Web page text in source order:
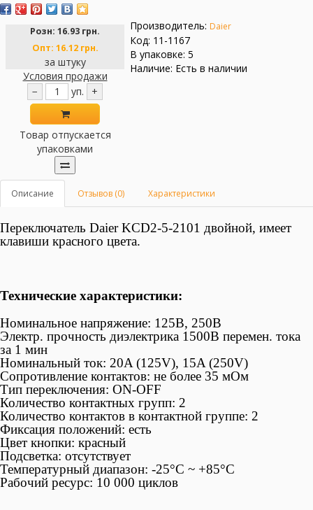
Розн: 16.93 грн.
Опт: 16.12 грн.
за штуку
Условия продажи
−
уп. +
Товар отпускается
упаковками
Производитель: Daier
Код: 11-1167
В упаковке: 5
Наличие: Есть в наличии
Описание Отзывов (0) Характеристики
Переключатель Daier KCD2-5-2101 двойной, имеет
клавиши красного цвета.
Технические характеристики:
Номинальное напряжение: 125В, 250В
Электр. прочность диэлектрика 1500В перемен. тока
за 1 мин
Номинальный ток: 20A (125V), 15A (250V)
Сопротивление контактов: не более 35 мОм
Тип переключения: ON-OFF
Количество контактных групп: 2
Количество контактов в контактной группе: 2
Фиксация положений: есть
Цвет кнопки: красный
Подсветка: отсутствует
Температурный диапазон: -25°С ~ +85°C
Рабочий ресурс: 10 000 циклов